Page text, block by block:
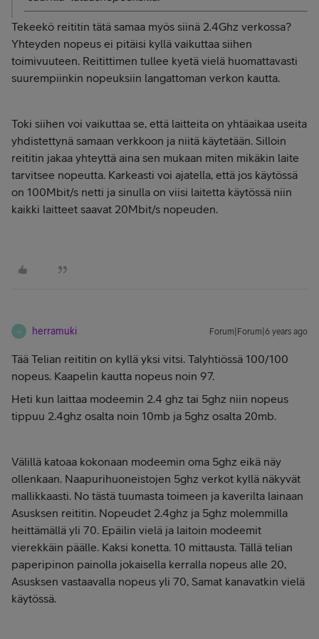
Tekeekö reititin tätä samaa myös siinä 2.4Ghz verkossa?
Yhteyden nopeus ei pitäisi kyllä vaikuttaa siihen
toimivuuteen. Reitittimen tullee kyetä vielä huomattavasti
suurempiinkin nopeuksiin langattoman verkon kautta.
Toki siihen voi vaikuttaa se, että laitteita on yhtäaikaa useita
yhdistettynä samaan verkkoon ja niitä käytetään. Silloin
reititin jakaa yhteyttä aina sen mukaan miten mikäkin laite
tarvitsee nopeutta. Karkeasti voi ajatella, että jos käytössä
on 100Mbit/s netti ja sinulla on viisi laitetta käytössä niin
kaikki laitteet saavat 20Mbit/s nopeuden.
H herramuki Forum|Forum|6 years ago
Tää Telian reititin on kyllä yksi vitsi. Talyhtiössä 100/100
nopeus. Kaapelin kautta nopeus noin 97.
Heti kun laittaa modeemin 2.4 ghz tai 5ghz niin nopeus
tippuu 2.4ghz osalta noin 10mb ja 5ghz osalta 20mb.
Välillä katoaa kokonaan modeemin oma 5ghz eikä näy
ollenkaan. Naapurihuoneistojen 5ghz verkot kyllä näkyvät
mallikkaasti. No tästä tuumasta toimeen ja kaverilta lainaan
Asusksen reititin. Nopeudet 2.4ghz ja 5ghz molemmilla
heittämällä yli 70. Epäilin vielä ja laitoin modeemit
vierekkäin päälle. Kaksi konetta. 10 mittausta. Tällä telian
paperipinon painolla jokaisella kerralla nopeus alle 20,
Asusksen vastaavalla nopeus yli 70, Samat kanavatkin vielä
käytössä.